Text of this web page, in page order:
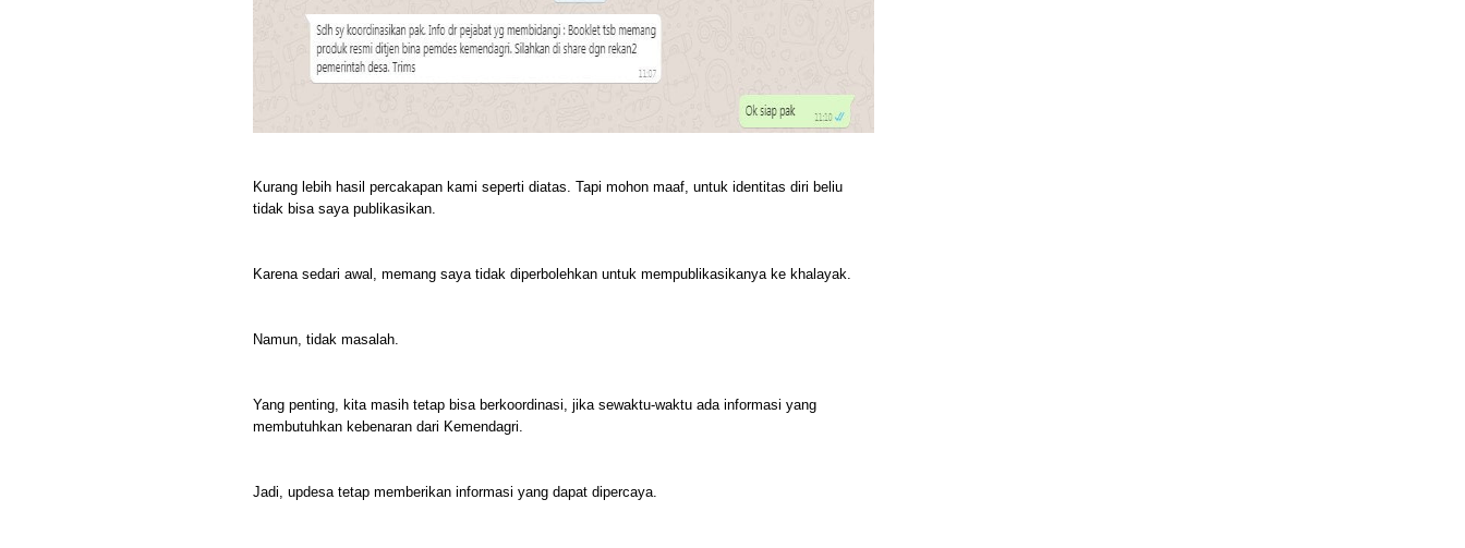
Kurang lebih hasil percakapan kami seperti diatas. Tapi mohon maaf, untuk identitas diri beliu
tidak bisa saya publikasikan.
Karena sedari awal, memang saya tidak diperbolehkan untuk mempublikasikanya ke khalayak.
Namun, tidak masalah.
Yang penting, kita masih tetap bisa berkoordinasi, jika sewaktu-waktu ada informasi yang
membutuhkan kebenaran dari Kemendagri.
Jadi, updesa tetap memberikan informasi yang dapat dipercaya.